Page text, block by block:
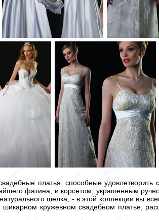
платья, способные удовлетворить
фатина, и корсетом, украшенным
шелка, - в этой коллекции вы
шикарном кружевном свадебном платье,